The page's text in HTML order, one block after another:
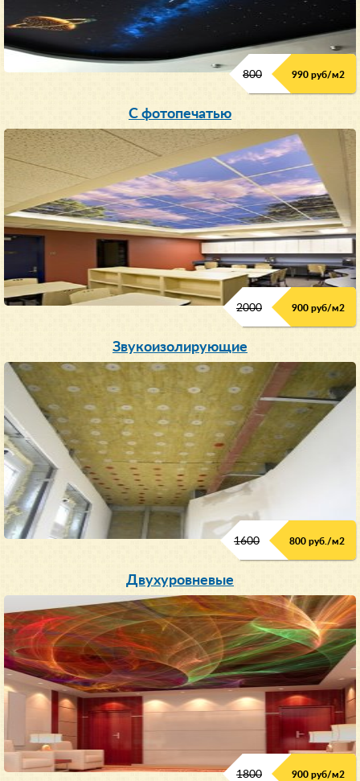
800 990 руб/м2
С фотопечатью
2000 900 руб/м2
Звукоизолирующие
1600 800 руб./м2
Двухуровневые
1800 900 руб/м2